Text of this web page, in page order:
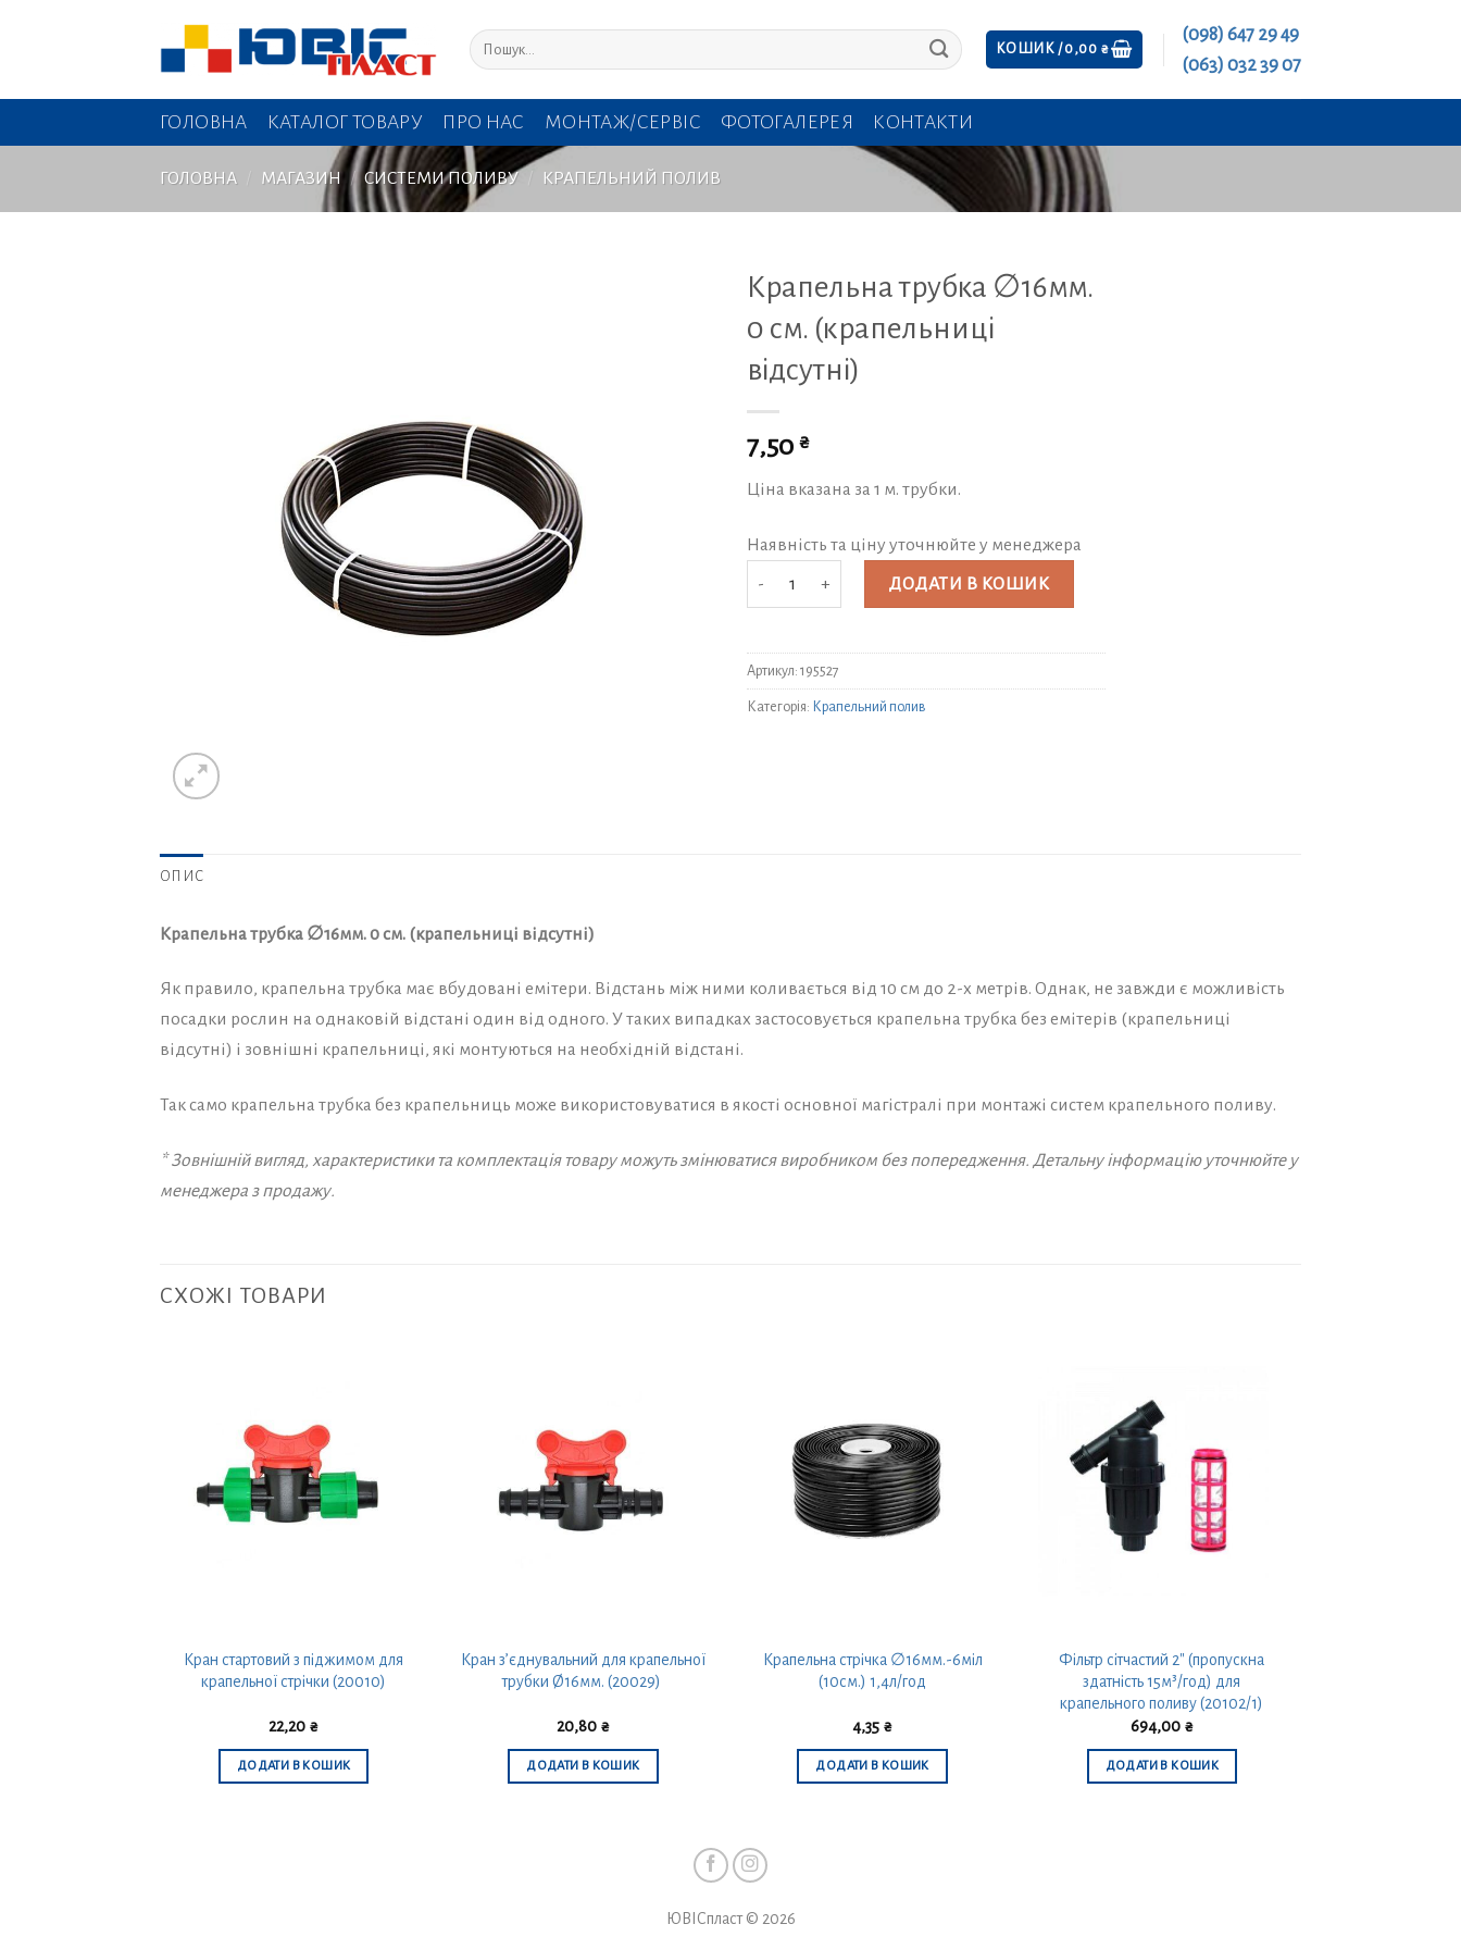
Шукати:
КОШИК /0,00 ₴
(098) 647 29 49
(063) 032 39 07
ГОЛОВНА КАТАЛОГ ТОВАРУ ПРО НАС МОНТАЖ/СЕРВІС ФОТОГАЛЕРЕЯ КОНТАКТИ
ГОЛОВНА / МАГАЗИН / СИСТЕМИ ПОЛИВУ / КРАПЕЛЬНИЙ ПОЛИВ
Крапельна трубка ∅16мм.
0 см. (крапельниці
відсутні)
7,50 ₴
Ціна вказана за 1 м. трубки.
Наявність та ціну уточнюйте у менеджера
Крапельна трубка ∅16мм. 0 см. (крапельниці відсутні) кількість
ДОДАТИ В КОШИК
Артикул: 195527
Категорія: Крапельний полив
ОПИС
Крапельна трубка ∅16мм. 0 см. (крапельниці відсутні)
Як правило, крапельна трубка має вбудовані емітери. Відстань між ними коливається від 10 см до 2-х метрів. Однак, не завжди є можливість
посадки рослин на однаковій відстані один від одного. У таких випадках застосовується крапельна трубка без емітерів (крапельниці
відсутні) і зовнішні крапельниці, які монтуються на необхідній відстані.
Так само крапельна трубка без крапельниць може використовуватися в якості основної магістралі при монтажі систем крапельного поливу.
* Зовнішній вигляд, характеристики та комплектація товару можуть змінюватися виробником без попередження. Детальну інформацію уточнюйте у
менеджера з продажу.
СХОЖІ ТОВАРИ
Кран стартовий з піджимом для
крапельної стрічки (20010)
22,20 ₴
ДОДАТИ В КОШИК
Кран з’єднувальний для крапельної
трубки Ø16мм. (20029)
20,80 ₴
ДОДАТИ В КОШИК
Крапельна стрічка ∅16мм.-6міл
(10см.) 1,4л/год
4,35 ₴
ДОДАТИ В КОШИК
Фільтр сітчастий 2″ (пропускна
здатність 15м³/год) для
крапельного поливу (20102/1)
694,00 ₴
ДОДАТИ В КОШИК
ЮВІСпласт © 2026